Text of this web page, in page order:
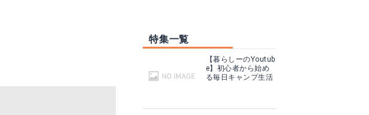
特集一覧
【暮らしーのYoutub
e】初心者から始め
る毎日キャンプ生活